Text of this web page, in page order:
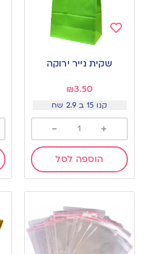
to
wishlist
שקית נייר ירוקה
₪3.50
קנו 15 ב 2.9 שח
+
-
הוספה לסל